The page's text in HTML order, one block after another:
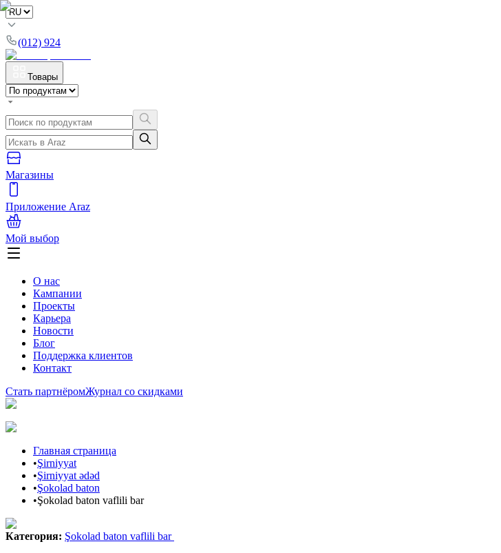
(012) 924
Товары
Магазины
Приложение Araz
Мой выбор
О нас
Кампании
Проекты
Карьера
Новости
Блог
Поддержка клиентов
Контакт
Стать партнёромЖурнал со скидками
Главная страница
•Şirniyyat
•Şirniyyat ədəd
•Şokolad baton
•Şokolad baton vaflili bar
Категория: Şokolad baton vaflili bar